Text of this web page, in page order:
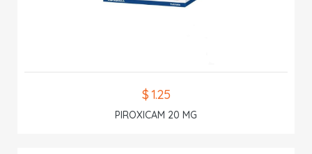
$ 1.25
PIROXICAM 20 MG